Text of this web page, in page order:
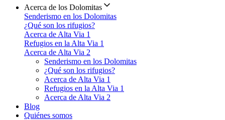
Acerca de los Dolomitas
Senderismo en los Dolomitas
¿Qué son los rifugios?
Acerca de Alta Via 1
Refugios en la Alta Via 1
Acerca de Alta Via 2
Senderismo en los Dolomitas
¿Qué son los rifugios?
Acerca de Alta Via 1
Refugios en la Alta Via 1
Acerca de Alta Via 2
Blog
Quiénes somos